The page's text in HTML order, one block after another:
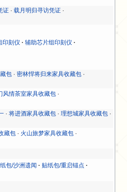
证 ·载月明归寻访凭证 ·
印刻仪
辅助芯片组印刻仪
包 ·密林悍将归来家具收藏包 ·
风情茶室家具收藏包 ·
·将进酒家具收藏包 ·理想城家具收藏包 ·
藏包 · 火山旅梦家具收藏包 ·
包/沙洲遗闻
贴纸包/重启锚点